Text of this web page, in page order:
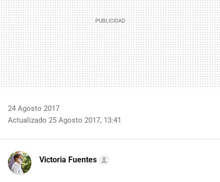
24 Agosto 2017
Actualizado 25 Agosto 2017, 13:41
Victoria Fuentes